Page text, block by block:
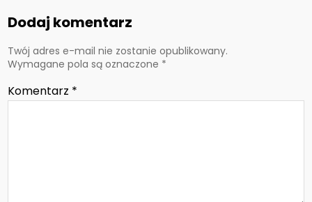
Dodaj komentarz
Twój adres e-mail nie zostanie opublikowany.
Wymagane pola są oznaczone *
Komentarz *